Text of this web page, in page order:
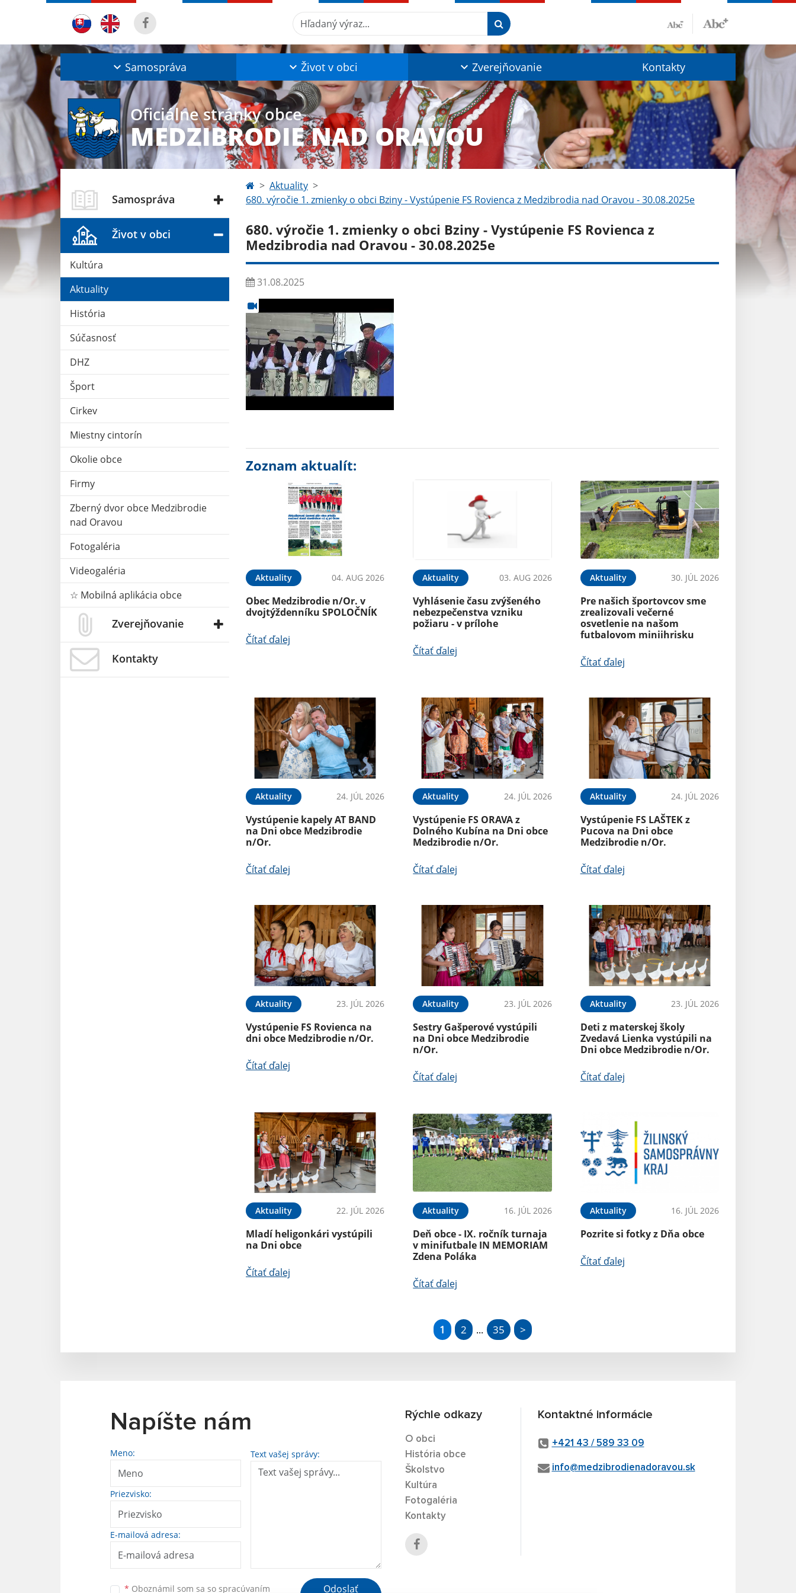
Hľadaný výraz...
Samospráva Život v obci Zverejňovanie Kontakty
Oficiálne stránky obce
MEDZIBRODIE NAD ORAVOU
Samospráva
Život v obci
Kultúra
Aktuality
História
Súčasnosť
DHZ
Šport
Cirkev
Miestny cintorín
Okolie obce
Firmy
Zberný dvor obce Medzibrodie
nad Oravou
Fotogaléria
Videogaléria
☆ Mobilná aplikácia obce
Zverejňovanie
Kontakty
Aktuality
680. výročie 1. zmienky o obci Bziny - Vystúpenie FS Rovienca z Medzibrodia nad Oravou - 30.08.2025e
680. výročie 1. zmienky o obci Bziny - Vystúpenie FS Rovienca z
Medzibrodia nad Oravou - 30.08.2025e
31.08.2025
Zoznam aktualít:
Aktuality 04. AUG 2026
Obec Medzibrodie n/Or. v
dvojtýždenníku SPOLOČNÍK
Čítať ďalej
Aktuality 03. AUG 2026
Vyhlásenie času zvýšeného
nebezpečenstva vzniku
požiaru - v prílohe
Čítať ďalej
Aktuality 30. JÚL 2026
Pre našich športovcov sme
zrealizovali večerné
osvetlenie na našom
futbalovom miniihrisku
Čítať ďalej
Aktuality 24. JÚL 2026
Vystúpenie kapely AT BAND
na Dni obce Medzibrodie
n/Or.
Čítať ďalej
Aktuality 24. JÚL 2026
Vystúpenie FS ORAVA z
Dolného Kubína na Dni obce
Medzibrodie n/Or.
Čítať ďalej
Aktuality 24. JÚL 2026
Vystúpenie FS LAŠTEK z
Pucova na Dni obce
Medzibrodie n/Or.
Čítať ďalej
Aktuality 23. JÚL 2026
Vystúpenie FS Rovienca na
dni obce Medzibrodie n/Or.
Čítať ďalej
Aktuality 23. JÚL 2026
Sestry Gašperové vystúpili
na Dni obce Medzibrodie
n/Or.
Čítať ďalej
Aktuality 23. JÚL 2026
Deti z materskej školy
Zvedavá Lienka vystúpili na
Dni obce Medzibrodie n/Or.
Čítať ďalej
Aktuality 22. JÚL 2026
Mladí heligonkári vystúpili
na Dni obce
Čítať ďalej
Aktuality 16. JÚL 2026
Deň obce - IX. ročník turnaja
v minifutbale IN MEMORIAM
Zdena Poláka
Čítať ďalej
Aktuality 16. JÚL 2026
Pozrite si fotky z Dňa obce
Čítať ďalej
1 2 ... 35 >
Napíšte nám
Meno:
Priezvisko:
E-mailová adresa:
Text vašej správy:
* Oboznámil som sa so spracúvaním Odoslať
Rýchle odkazy
O obci
História obce
Školstvo
Kultúra
Fotogaléria
Kontakty
Kontaktné informácie
+421 43 / 589 33 09
info@medzibrodienadoravou.sk